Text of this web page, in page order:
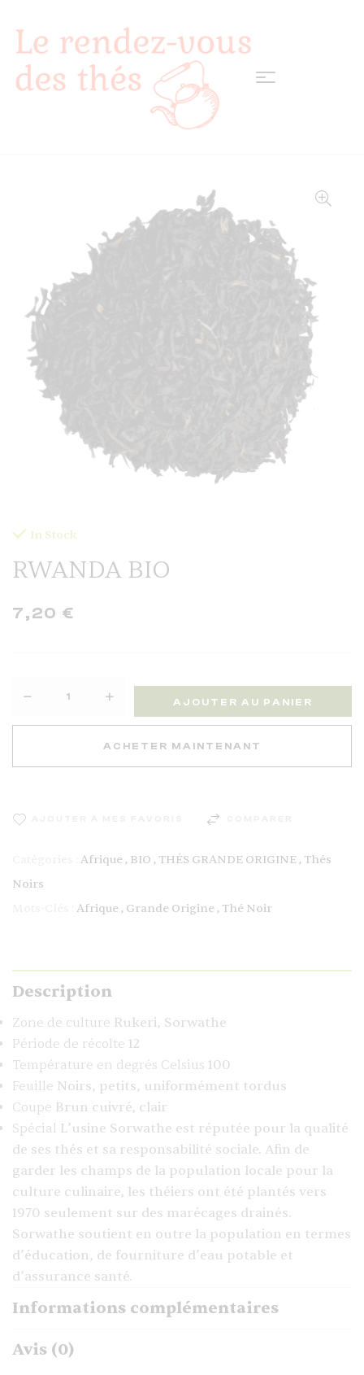
In Stock
RWANDA BIO
7,20 €
AJOUTER AU PANIER
ACHETER MAINTENANT
Afrique , BIO , THÉS GRANDE ORIGINE , Thés
Noirs
Afrique , Grande Origine , Thé Noir
Description
Zone de culture Rukeri, Sorwathe
Période de récolte 12
Température en degrés Celsius 100
Feuille Noirs, petits, uniformément tordus
Coupe Brun cuivré, clair
Spécial L’usine Sorwathe est réputée pour la qualité
de ses thés et sa responsabilité sociale. Afin de
garder les champs de la population locale pour la
culture culinaire, les théiers ont été plantés vers
1970 seulement sur des marécages drainés.
Sorwathe soutient en outre la population en termes
d’éducation, de fourniture d’eau potable et
d’assurance santé.
Informations complémentaires
Avis (0)